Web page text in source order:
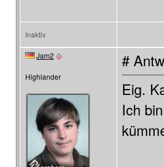
Inaktiv
Jam2
Highlander
#
Eig.
Ich